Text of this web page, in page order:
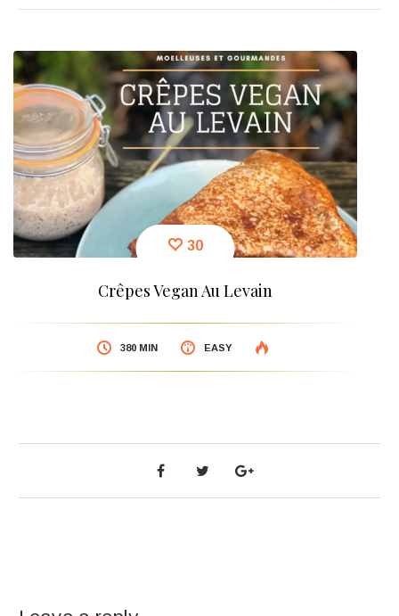
30
Crêpes Vegan Au Levain
380 MIN EASY